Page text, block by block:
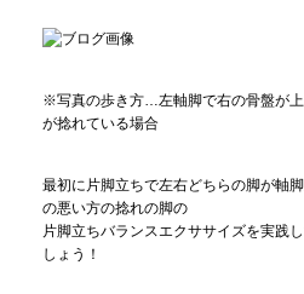
※写真の歩き方…左軸脚で右の骨盤が
が捻れている場合
最初に片脚立ちで左右どちらの脚が軸
の悪い方の捻れの脚の
片脚立ちバランスエクササイズを実践
しょう！